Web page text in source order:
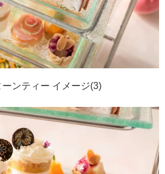
ンティー イメージ(3)